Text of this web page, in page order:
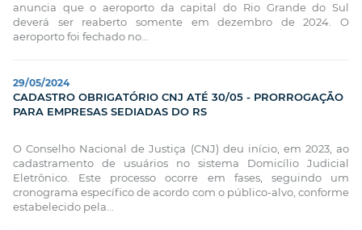
anuncia que o aeroporto da capital do Rio Grande do Sul
deverá ser reaberto somente em dezembro de 2024. O
aeroporto foi fechado no...
29/05/2024
CADASTRO OBRIGATÓRIO CNJ ATÉ 30/05 - PRORROGAÇÃO
PARA EMPRESAS SEDIADAS DO RS
O Conselho Nacional de Justiça (CNJ) deu início, em 2023, ao
cadastramento de usuários no sistema Domicílio Judicial
Eletrônico. Este processo ocorre em fases, seguindo um
cronograma específico de acordo com o público-alvo, conforme
estabelecido pela...